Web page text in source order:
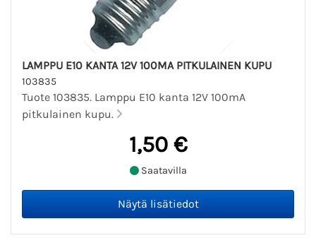
LAMPPU E10 KANTA 12V 100MA PITKULAINEN KUPU
103835
Tuote 103835. Lamppu E10 kanta 12V 100mA
pitkulainen kupu.
1,50 €
Saatavilla